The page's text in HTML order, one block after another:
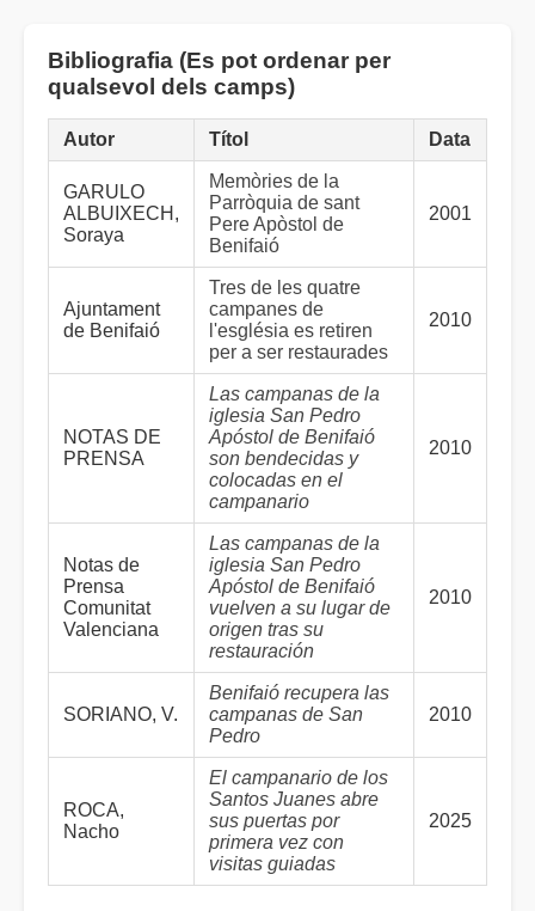
Bibliografia (Es pot ordenar per
qualsevol dels camps)
Autor Títol Data
GARULO
ALBUIXECH,
Soraya
Memòries de la
Parròquia de sant
Pere Apòstol de
Benifaió
2001
Ajuntament
de Benifaió
Tres de les quatre
campanes de
l'església es retiren
per a ser restaurades
2010
NOTAS DE
PRENSA
Las campanas de la
iglesia San Pedro
Apóstol de Benifaió
son bendecidas y
colocadas en el
campanario
2010
Notas de
Prensa
Comunitat
Valenciana
Las campanas de la
iglesia San Pedro
Apóstol de Benifaió
vuelven a su lugar de
origen tras su
restauración
2010
SORIANO, V.
Benifaió recupera las
campanas de San
Pedro
2010
ROCA,
Nacho
El campanario de los
Santos Juanes abre
sus puertas por
primera vez con
visitas guiadas
2025